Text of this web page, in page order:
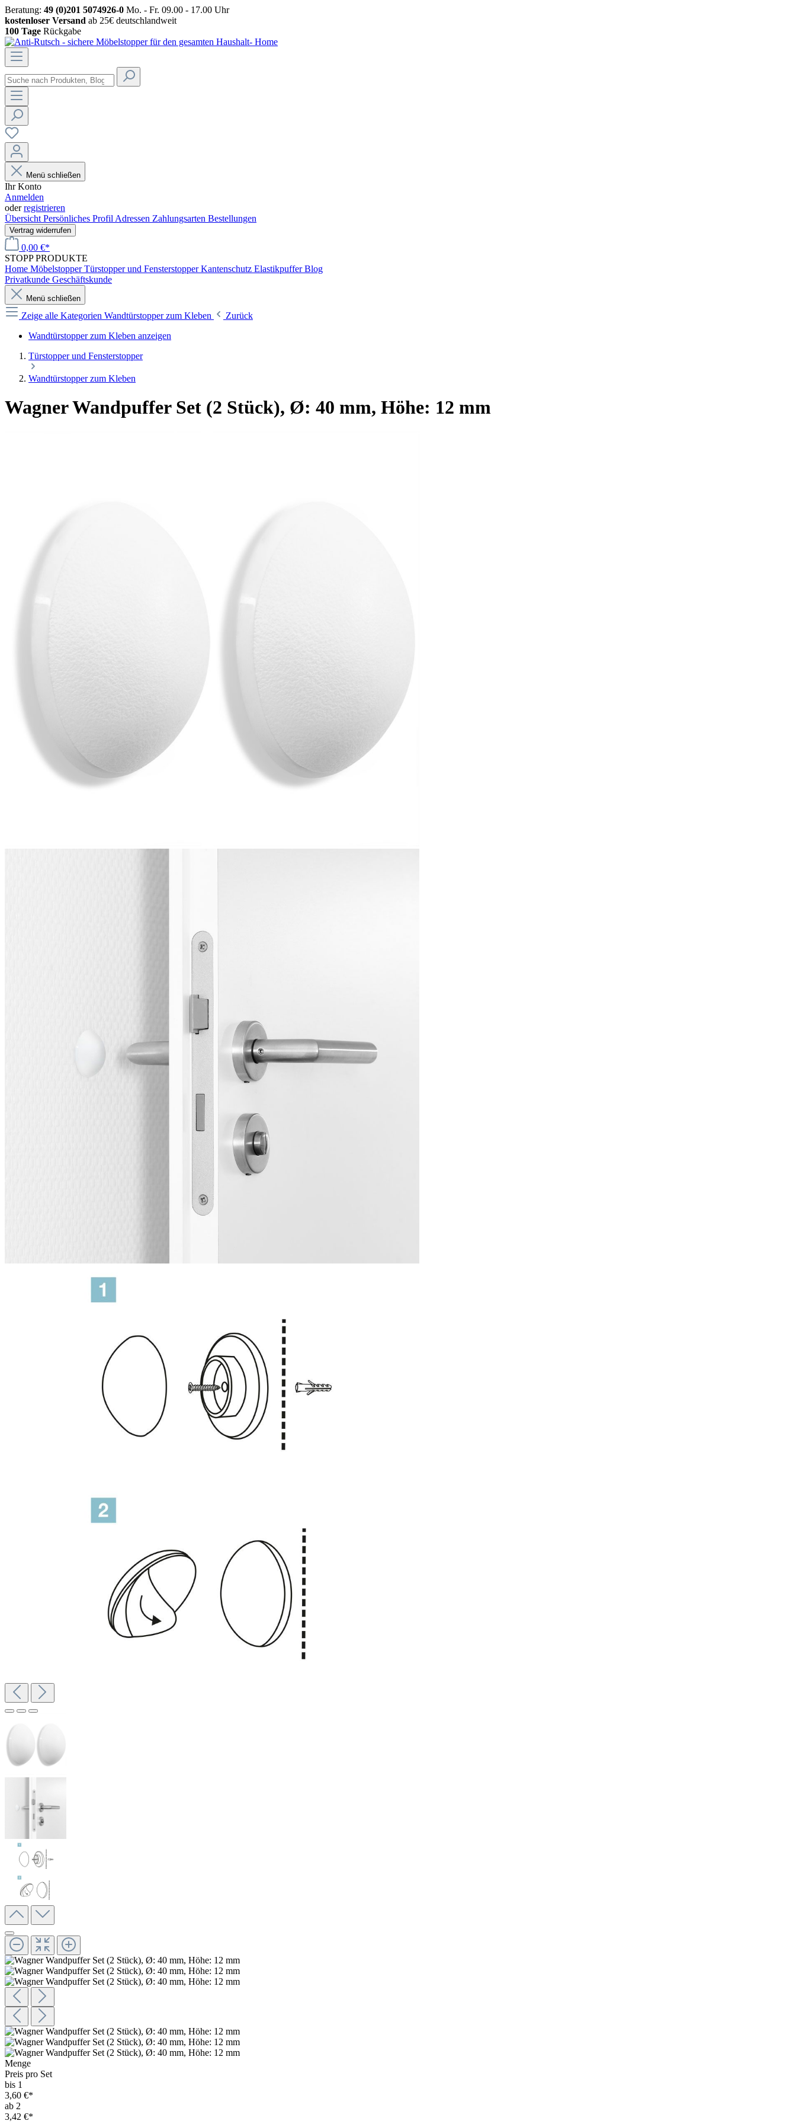
Beratung: 49 (0)201 5074926-0 Mo. - Fr. 09.00 - 17.00 Uhr
kostenloser Versand ab 25€ deutschlandweit
100 Tage Rückgabe
Menü schließen
Ihr Konto
Anmelden
oderregistrieren
Übersicht Persönliches Profil Adressen Zahlungsarten Bestellungen
Vertrag widerrufen
0,00 €*
STOPP PRODUKTE
Home Möbelstopper Türstopper und Fensterstopper Kantenschutz Elastikpuffer Blog
Privatkunde Geschäftskunde
Menü schließen
Zeige alle Kategorien Wandtürstopper zum Kleben
Zurück
Wandtürstopper zum Kleben anzeigen
Türstopper und Fensterstopper
Wandtürstopper zum Kleben
Wagner Wandpuffer Set (2 Stück), Ø: 40 mm, Höhe: 12 mm
Menge
Preis pro Set
bis 1
3,60 €*
ab 2
3,42 €*